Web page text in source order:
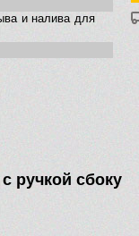
и налива для
ручкой сбоку